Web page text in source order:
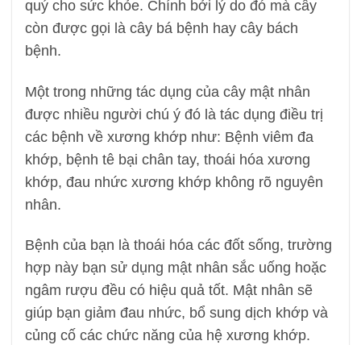
quý cho sức khỏe. Chính bởi lý do đó mà cây
còn được gọi là cây bá bệnh hay cây bách
bệnh.
Một trong những tác dụng của cây mật nhân
được nhiều người chú ý đó là tác dụng điều trị
các bệnh về xương khớp như: Bệnh viêm đa
khớp, bệnh tê bại chân tay, thoái hóa xương
khớp, đau nhức xương khớp không rõ nguyên
nhân.
Bệnh của bạn là thoái hóa các đốt sống, trường
hợp này bạn sử dụng mật nhân sắc uống hoặc
ngâm rượu đều có hiệu quả tốt. Mật nhân sẽ
giúp bạn giảm đau nhức, bổ sung dịch khớp và
củng cố các chức năng của hệ xương khớp.